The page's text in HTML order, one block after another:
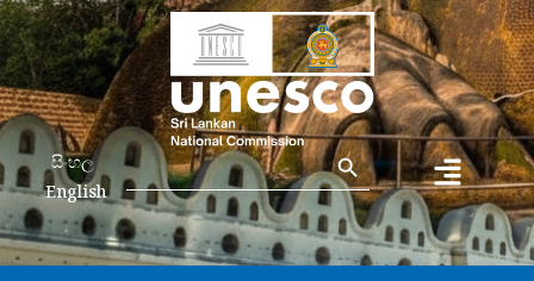
සිංහල
English
Search
for:
Search Button